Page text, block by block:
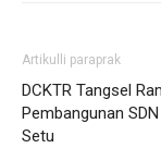
Artikulli paraprak
DCKTR Tangsel
Pembangunan
Setu